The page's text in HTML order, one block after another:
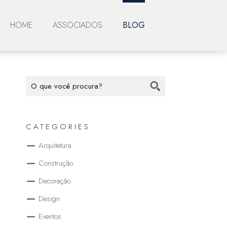
HOME ASSOCIADOS BLOG
CATEGORIES
Arquitetura
Construção
Decoração
Design
Eventos